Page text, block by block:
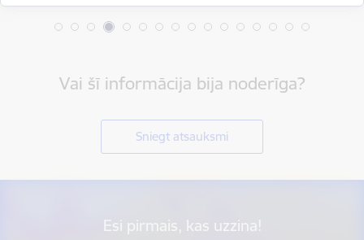
Vai šī informācija bija noderīga?
Sniegt atsauksmi
Esi pirmais, kas uzzina!